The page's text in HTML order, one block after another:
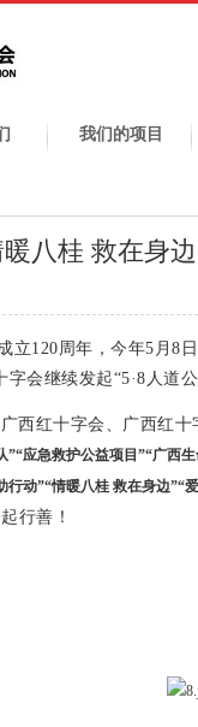
我们的项目
八桂 救在身边
立120周年，今年5月8
会继续发起“5·8人道
西红十字会、广西红十
”“应急救护公益项目”“广西
行动”“情暖八桂 救在身边”“
行善！